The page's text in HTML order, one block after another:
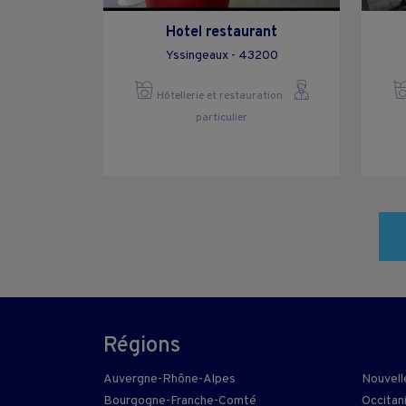
Hotel restaurant
Yssingeaux - 43200
Hôtellerie et restauration
particulier
Régions
Auvergne-Rhône-Alpes
Bourgogne-Franche-Comté